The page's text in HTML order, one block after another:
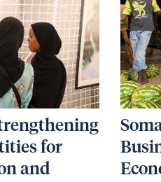
for
and